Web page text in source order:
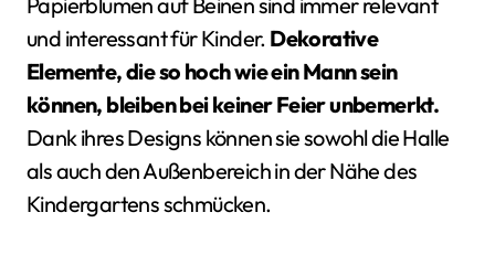
und interessant für Kinder. Dekorative
Elemente, die so hoch wie ein Mann sein
können, bleiben bei keiner Feier unbemerkt.
Dank ihres Designs können sie sowohl die Halle
als auch den Außenbereich in der Nähe des
Kindergartens schmücken.